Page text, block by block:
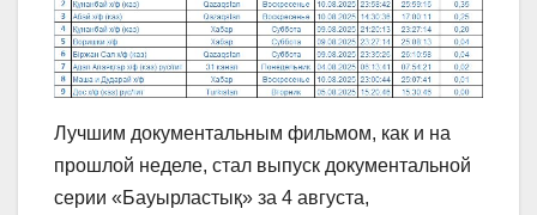
Лучшим документальным фильмом, как и на
прошлой неделе, стал выпуск документальной
серии «Бауырластық» за 4 августа,